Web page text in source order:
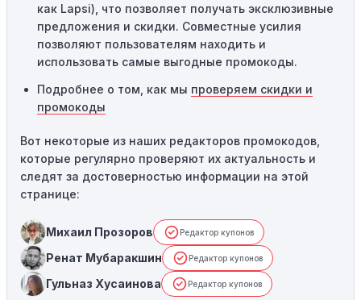
как Lapsi), что позволяет получать эксклюзивные
предложения и скидки. Совместные усилия
позволяют пользователям находить и
использовать самые выгодные промокоды.
Подробнее о том, как мы проверяем скидки и
промокоды
Вот некоторые из наших редакторов промокодов,
которые регулярно проверяют их актуальность и
следят за достоверностью информации на этой
странице:
Михаил Прозоров Редактор купонов
Ренат Мубаракшин Редактор купонов
Гульназ Хусаинова Редактор купонов